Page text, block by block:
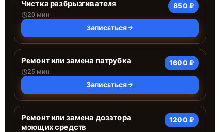
Чистка разбрызгивателя
20 мин
850 ₽
Записаться
Ремонт или замена патрубка
25 мин
1600 ₽
Записаться
Ремонт или замена дозатора
моющих средств
1200 ₽